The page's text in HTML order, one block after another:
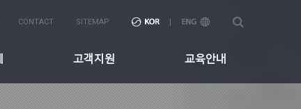
CONTACT SITEMAP
고객지원 교육안내